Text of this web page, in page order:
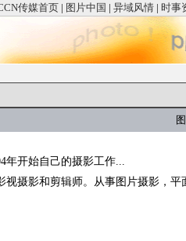
传媒首页 | 图片中国 | 异域风情 | 时事
图
年开始自己的摄影工作...
视摄影和剪辑师。从事图片摄影，